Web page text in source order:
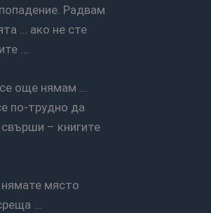
Радвам
… ако не сте
…
по-трудно да
– книгите
…